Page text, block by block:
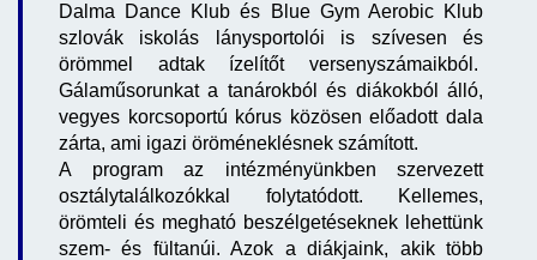
Dalma Dance Klub és Blue Gym Aerobic Klub
szlovák iskolás lánysportolói is szívesen és
örömmel adtak ízelítőt versenyszámaikból.
Gálaműsorunkat a tanárokból és diákokból álló,
vegyes korcsoportú kórus közösen előadott dala
zárta, ami igazi öröméneklésnek számított.
A program az intézményünkben szervezett
osztálytalálkozókkal folytatódott. Kellemes,
örömteli és megható beszélgetéseknek lehettünk
szem- és fültanúi. Azok a diákjaink, akik több